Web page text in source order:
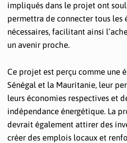
impliqués dans le projet ont
permettra de connecter tous les
nécessaires, facilitant ainsi
un avenir proche.
Ce projet est perçu comme une
Sénégal et la Mauritanie, leur
leurs économies respectives et
indépendance énergétique. La
devrait également attirer des
créer des emplois locaux et